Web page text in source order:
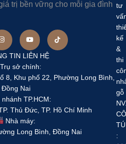
trị bền vững cho mỗi gia đình
TIN LIÊN HỆ
Trụ sở chính:
8, Khu phố 22, Phường Long Bình,
Đồng Nai
nhánh TP.HCM:
Thủ Đức, TP. Hồ Chí Minh
Nhà máy:
Long Bình, Đồng Nai
tư
kế
&
thi
gỗ
TÚ
: